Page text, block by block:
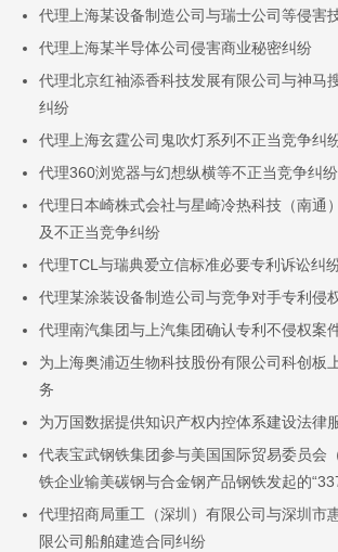
代理上海某设备制造公司与瑞士公司等侵害
代理上海某半导体公司侵害商业秘密纠纷
代理北京红袖添香科技发展有限公司与神马
纠纷
代理上海玄霆公司鬼吹灯系列不正当竞争纠
代理360浏览器与幻想纵横等不正当竞争纠纷
代理日本崎株式会社与星崎冷热科技（南通
及不正当竞争纠纷
代理TCL与瑞典爱立信标准必要专利诉讼纠
代理某涂装设备制造公司与竞争对手专利侵
代理南汽集团与上汽集团确认专利不侵权案
为上海奥浦迈生物科技股份有限公司科创板
务
为万国数据提供知识产权内控体系建设法律
代表宝武钢铁集团参与美国国际贸易委员会
铁企业输美碳钢与合金钢产品钢铁发起的
代理招商局重工（深圳）有限公司与深圳市
限公司船舶建造合同纠纷